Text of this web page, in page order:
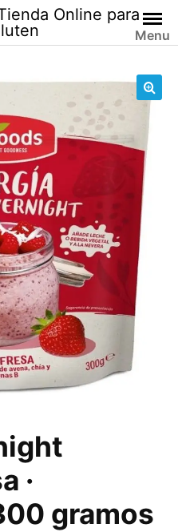
Online para
Menu
🔍
·
gramos